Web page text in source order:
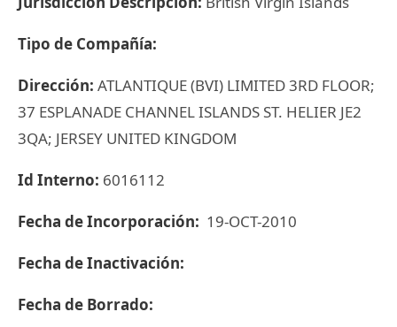
Tipo de Compañía:
Dirección: ATLANTIQUE (BVI) LIMITED 3RD FLOOR;
37 ESPLANADE CHANNEL ISLANDS ST. HELIER JE2
3QA; JERSEY UNITED KINGDOM
Id Interno: 6016112
Fecha de Incorporación: 19-OCT-2010
Fecha de Inactivación:
Fecha de Borrado: